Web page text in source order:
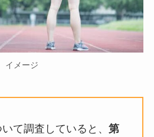
イメージ
て調査していると、 第